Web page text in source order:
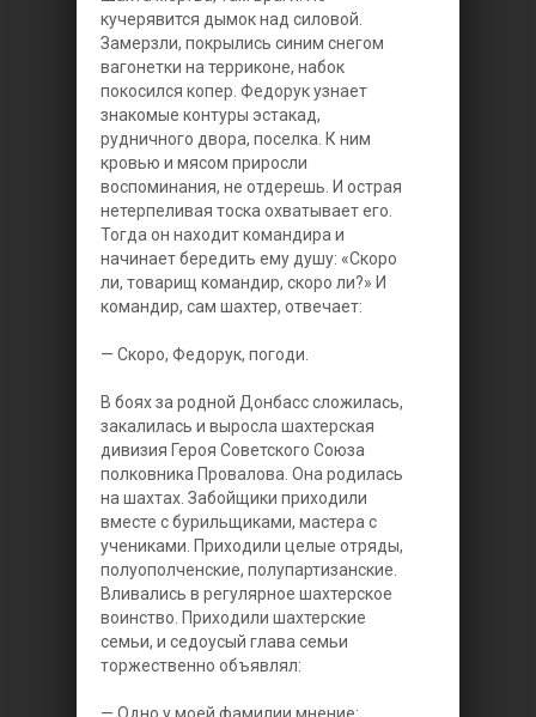
кучерявится дымок над силовой.
Замерзли, покрылись синим снегом
вагонетки на терриконе, набок
покосился копер. Федорук узнает
знакомые контуры эстакад,
рудничного двора, поселка. К ним
кровью и мясом приросли
воспоминания, не отдерешь. И острая
нетерпеливая тоска охватывает его.
Тогда он находит командира и
начинает бередить ему душу: «Скоро
ли, товарищ командир, скоро ли?» И
командир, сам шахтер, отвечает:
— Скоро, Федорук, погоди.
В боях за родной Донбасс сложилась,
закалилась и выросла шахтерская
дивизия Героя Советского Союза
полковника Провалова. Она родилась
на шахтах. Забойщики приходили
вместе с бурильщиками, мастера с
учениками. Приходили целые отряды,
полуополченские, полупартизанские.
Вливались в регулярное шахтерское
воинство. Приходили шахтерские
семьи, и седоусый глава семьи
торжественно объявлял: